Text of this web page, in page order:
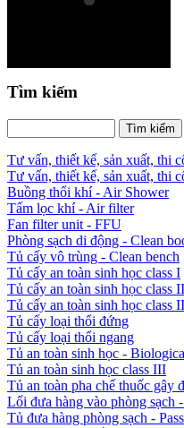
Tìm kiếm
Tư vấn, thiết kế, sản xuất, thi
Tư vấn, thiết kế, sản xuất, thi
Buồng thổi khí - Air Shower
Tấm lọc khí - Air filter
Fan filter unit - FFU
Phòng sạch di động - Clean
Tủ cấy vô trùng - Clean bench
Tủ cấy an toàn sinh học class I
Tủ cấy an toàn sinh học class
Tủ cấy an toàn sinh học class
Tủ cấy loại thổi đứng
Tủ cấy loại thổi ngang
Tủ an toàn sinh học -
Tủ an toàn sinh học class III
Tủ an toàn pha chế thuốc gây
Lối đưa hàng vào phòng sạch
Tủ đưa hàng phòng sạch -